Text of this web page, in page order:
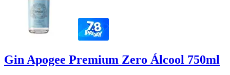
Gin Apogee Premium Zero Álcool 750ml